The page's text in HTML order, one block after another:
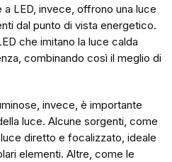
LED, invece, offrono una luce
dal punto di vista energetico.
che imitano la luce calda
combinando così il meglio di
invece, è importante
luce. Alcune sorgenti, come
diretto e focalizzato, ideale
elementi. Altre, come le